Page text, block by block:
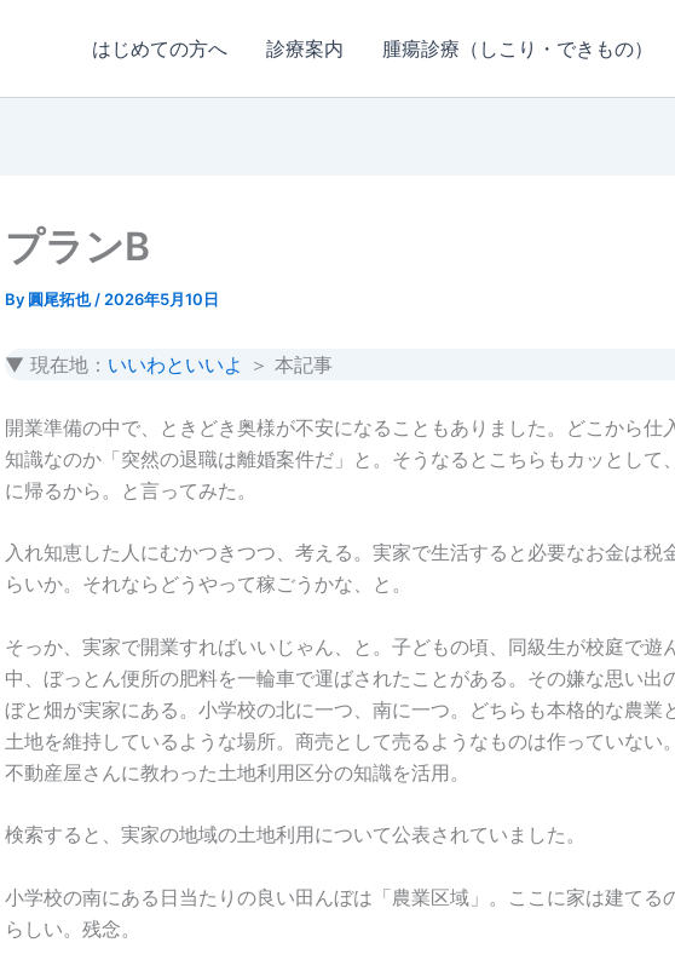
はじめての方へ 診療案内 腫瘍診療（しこり・できもの）
プランB
By 圓尾拓也/ 2026年5月10日
▼ 現在地： いいわといいよ ＞ 本記事
開業準備の中で、ときどき奥様が不安になることもありました。どこから仕
知識なのか「突然の退職は離婚案件だ」と。そうなるとこちらもカッとして
に帰るから。と言ってみた。
入れ知恵した人にむかつきつつ、考える。実家で生活すると必要なお金は税
らいか。それならどうやって稼ごうかな、と。
そっか、実家で開業すればいいじゃん、と。子どもの頃、同級生が校庭で遊
中、ぼっとん便所の肥料を一輪車で運ばされたことがある。その嫌な思い出
ぼと畑が実家にある。小学校の北に一つ、南に一つ。どちらも本格的な農業
土地を維持しているような場所。商売として売るようなものは作っていない
不動産屋さんに教わった土地利用区分の知識を活用。
検索すると、実家の地域の土地利用について公表されていました。
小学校の南にある日当たりの良い田んぼは「農業区域」。ここに家は建てる
らしい。残念。